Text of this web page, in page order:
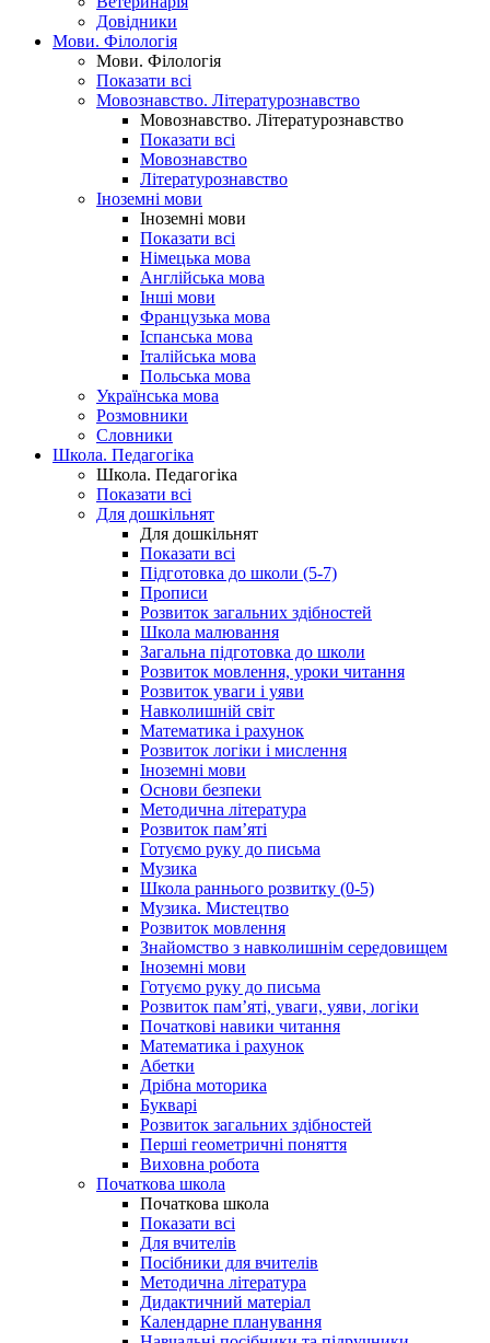
Довідники
Мови. Філологія
Мови. Філологія
Показати всі
Мовознавство. Літературознавство
Мовознавство. Літературознавство
Показати всі
Мовознавство
Літературознавство
Іноземні мови
Іноземні мови
Показати всі
Німецька мова
Англійська мова
Інші мови
Французька мова
Іспанська мова
Італійська мова
Польська мова
Українська мова
Розмовники
Словники
Школа. Педагогіка
Школа. Педагогіка
Показати всі
Для дошкільнят
Для дошкільнят
Показати всі
Підготовка до школи (5-7)
Прописи
Розвиток загальних здібностей
Школа малювання
Загальна підготовка до школи
Розвиток мовлення, уроки читання
Розвиток уваги і уяви
Навколишній світ
Математика і рахунок
Розвиток логіки і мислення
Іноземні мови
Основи безпеки
Методична література
Розвиток пам’яті
Готуємо руку до письма
Музика
Школа раннього розвитку (0-5)
Музика. Мистецтво
Розвиток мовлення
Знайомство з навколишнім середовищем
Іноземні мови
Готуємо руку до письма
Розвиток пам’яті, уваги, уяви, логіки
Початкові навики читання
Математика і рахунок
Абетки
Дрібна моторика
Букварі
Розвиток загальних здібностей
Перші геометричні поняття
Виховна робота
Початкова школа
Початкова школа
Показати всі
Для вчителів
Посібники для вчителів
Методична література
Дидактичний матеріал
Календарне планування